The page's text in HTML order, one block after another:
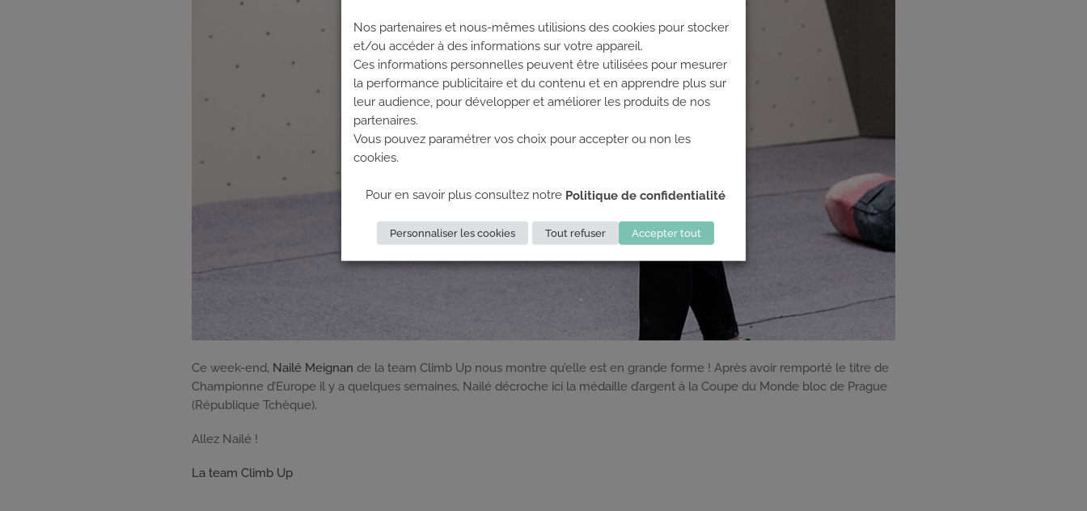
Ce week-end, Nailé Meignan de la team Climb Up nous montre qu’elle est en grande forme ! Après avoir remporté le titre de
Championne d’Europe il y a quelques semaines, Nailé décroche ici la médaille d’argent à la Coupe du Monde bloc de Prague
(République Tchèque).
Allez Nailé !
La team Climb Up
Nos partenaires et nous-mêmes utilisions des cookies pour stocker
et/ou accéder à des informations sur votre appareil.
Ces informations personnelles peuvent être utilisées pour mesurer
la performance publicitaire et du contenu et en apprendre plus sur
leur audience, pour développer et améliorer les produits de nos
partenaires.
Vous pouvez paramétrer vos choix pour accepter ou non les
cookies.
Pour en savoir plus consultez notre Politique de confidentialité
Personnaliser les cookies Tout refuser Accepter tout